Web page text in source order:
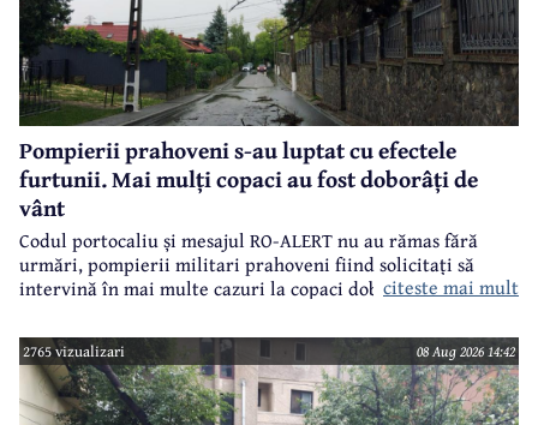
Pompierii prahoveni s-au luptat cu efectele
furtunii. Mai mulți copaci au fost doborâți de
vânt
Codul portocaliu și mesajul RO-ALERT nu au rămas fără
urmări, pompierii militari prahoveni fiind solicitați să
intervină în mai multe cazuri la copaci doborâți în urma
citeste mai mult
2765 vizualizari 08 Aug 2026 14:42